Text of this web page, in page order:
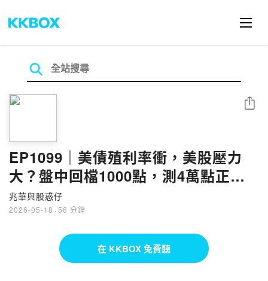
EP1099｜美債殖利率衝，美股壓力
大？盤中回檔1000點，測4萬點正
常？PCB、CPO何時能撿，被動、機
器人接棒好事，台積下一檔賣誰？ft.
題材獵人 林漢偉
兆華與股惑仔
2026-05-18 · 56 分鐘
分享
在 KKBOX 免費聽